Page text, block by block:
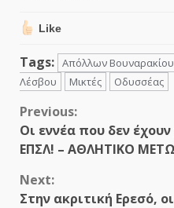
Like
Tags: Απόλλων Βουναρακίου
Λέσβου
Μικτές Οδυσσέας
Continue
Reading
Previous:
Οι εννέα που δεν
ΕΠΣΛ! – ΑΘΛΗΤΙΚΟ
Next:
Στην ακριτική Ερεσό,